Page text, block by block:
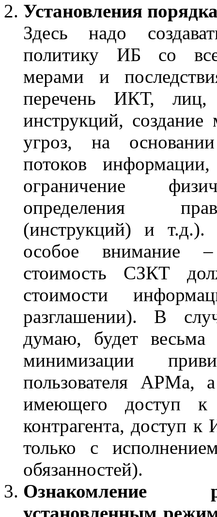
Установления
Здесь надо
политику ИБ со
мерами и
перечень ИКТ,
инструкций,
угроз, на
потоков
ограничение
определения
(инструкций) и
особое внимание
стоимость СЗКТ
стоимости
разглашении). В
думаю, будет
минимизации
пользователя АРМа,
имеющего доступ к
контрагента, доступ к
только с
обязанностей).
Ознакомление